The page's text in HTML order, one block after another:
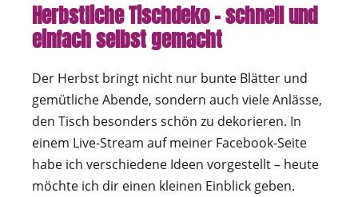
Herbstliche Tischdeko – schnell und
einfach selbst gemacht
Der Herbst bringt nicht nur bunte Blätter und
gemütliche Abende, sondern auch viele Anlässe,
den Tisch besonders schön zu dekorieren. In
einem Live-Stream auf meiner Facebook-Seite
habe ich verschiedene Ideen vorgestellt – heute
möchte ich dir einen kleinen Einblick geben.